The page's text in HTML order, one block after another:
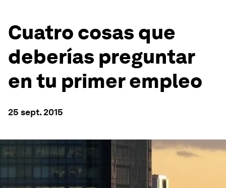
Cuatro cosas que
deberías preguntar
en tu primer empleo
25 sept. 2015